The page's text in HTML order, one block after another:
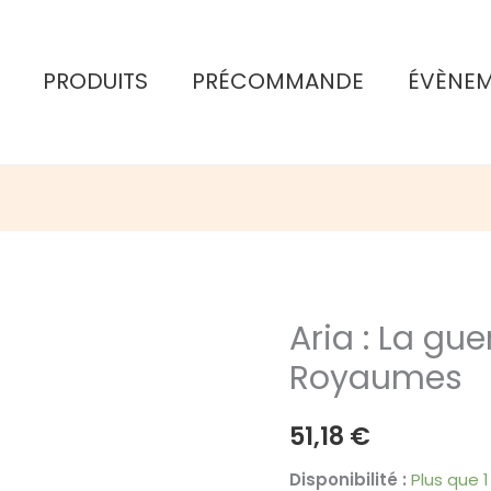
PRODUITS PRÉCOMMANDE
Aria : La
Royaumes
51,18 €
Disponibilité : Plus que